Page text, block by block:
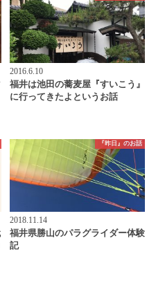
2016.6.10
福井は池田の蕎麦屋『すいこう』
に行ってきたよというお話
『昨日』のお話
2018.11.14
福井県勝山のパラグライダー体験
記